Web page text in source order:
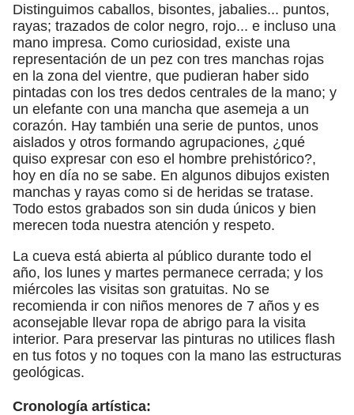
Distinguimos caballos, bisontes, jabalies... puntos,
rayas; trazados de color negro, rojo... e incluso una
mano impresa. Como curiosidad, existe una
representación de un pez con tres manchas rojas
en la zona del vientre, que pudieran haber sido
pintadas con los tres dedos centrales de la mano; y
un elefante con una mancha que asemeja a un
corazón. Hay también una serie de puntos, unos
aislados y otros formando agrupaciones, ¿qué
quiso expresar con eso el hombre prehistórico?,
hoy en día no se sabe. En algunos dibujos existen
manchas y rayas como si de heridas se tratase.
Todo estos grabados son sin duda únicos y bien
merecen toda nuestra atención y respeto.
La cueva está abierta al público durante todo el
año, los lunes y martes permanece cerrada; y los
miércoles las visitas son gratuitas. No se
recomienda ir con niños menores de 7 años y es
aconsejable llevar ropa de abrigo para la visita
interior. Para preservar las pinturas no utilices flash
en tus fotos y no toques con la mano las estructuras
geológicas.
Cronología artística: